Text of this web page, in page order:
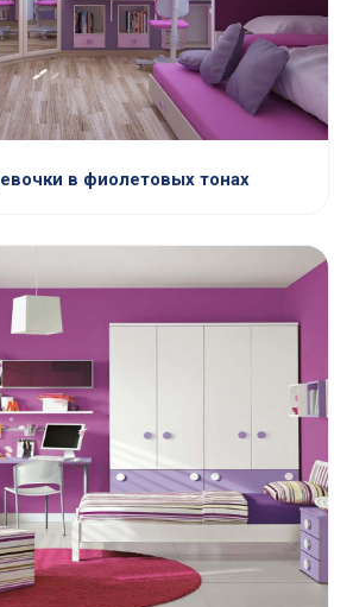
в фиолетовых тонах